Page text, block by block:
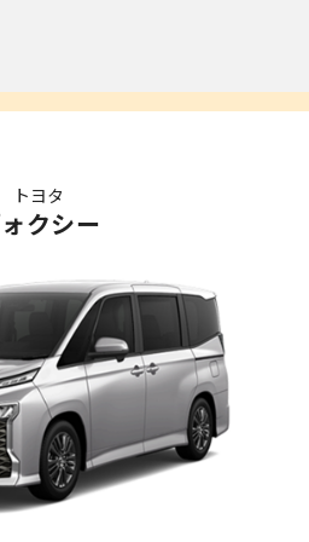
種一覧
ビ即納車
得なクルマ一覧
中古車リース
ーリースが初めての方
契約の流れ
トヨタ
クシー